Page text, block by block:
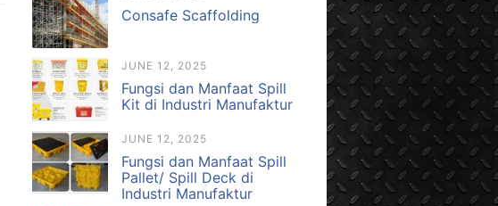
Consafe Scaffolding
JUNE 12, 2025
Fungsi dan Manfaat Spill
Kit di Industri Manufaktur
JUNE 12, 2025
Fungsi dan Manfaat Spill
Pallet/ Spill Deck di
Industri Manufaktur